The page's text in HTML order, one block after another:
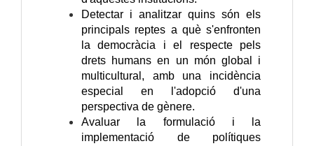
Detectar i analitzar quins són els
principals reptes a què s'enfronten
la democràcia i el respecte pels
drets humans en un món global i
multicultural, amb una incidència
especial en l'adopció d'una
perspectiva de gènere.
Avaluar la formulació i la
implementació de polítiques